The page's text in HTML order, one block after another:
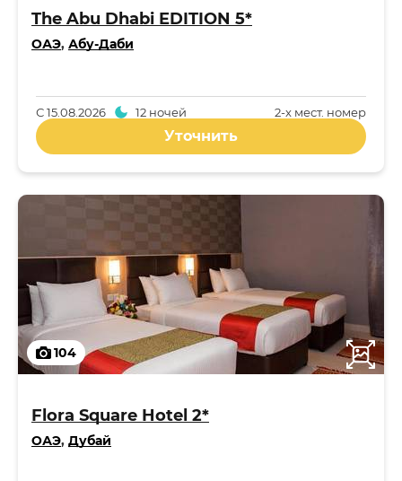
The Abu Dhabi EDITION 5*
ОАЭ, Абу-Даби
2-x мест. номер
С15.08.2026 12 ночей
Уточнить
104
Flora Square Hotel 2*
ОАЭ, Дубай